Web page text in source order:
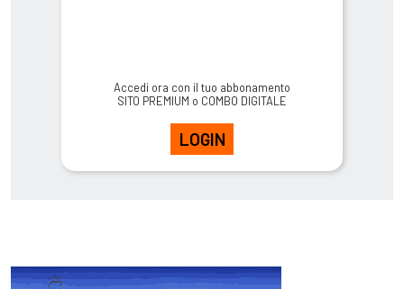
Accedi ora con il tuo abbonamento
SITO PREMIUM o COMBO DIGITALE
LOGIN